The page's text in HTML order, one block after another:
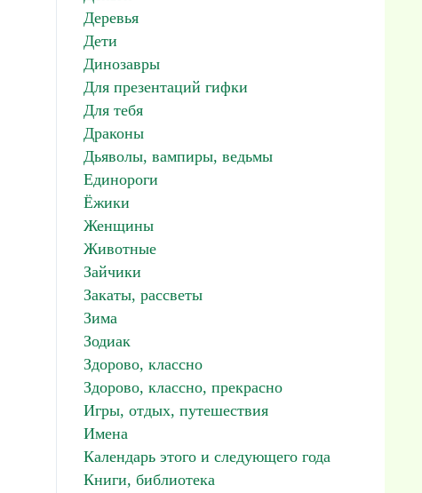
Деревья
Дети
Динозавры
Для презентаций гифки
Для тебя
Драконы
Дьяволы, вампиры, ведьмы
Единороги
Ёжики
Женщины
Животные
Зайчики
Закаты, рассветы
Зима
Зодиак
Здорово, классно
Здорово, классно, прекрасно
Игры, отдых, путешествия
Имена
Календарь этого и следующего года
Книги, библиотека